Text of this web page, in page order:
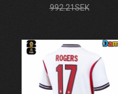
992.21SEK